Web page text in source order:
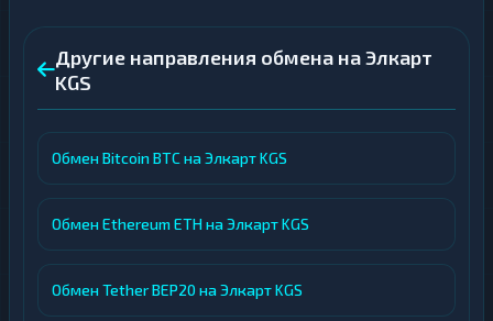
Другие направления обмена на Элкарт
KGS
Обмен Bitcoin BTC на Элкарт KGS
Обмен Ethereum ETH на Элкарт KGS
Обмен Tether BEP20 на Элкарт KGS